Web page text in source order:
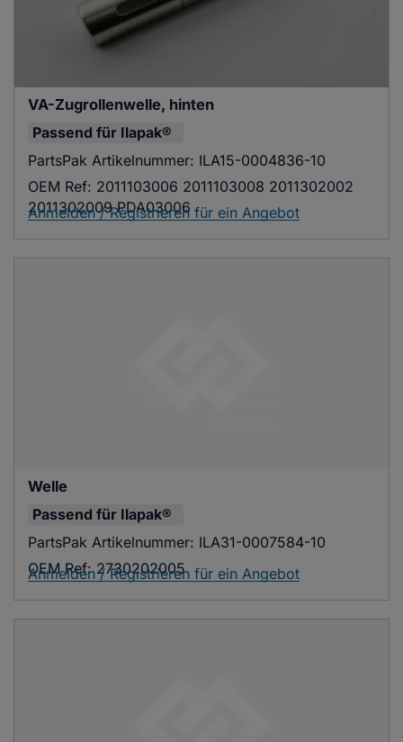
VA-Zugrollenwelle, hinten
Passend für Ilapak®
PartsPak Artikelnummer: ILA15-0004836-10
OEM Ref: 2011103006 2011103008 2011302002
2011302009 PDA03006
Anmelden / Registrieren für ein Angebot
Welle
Passend für Ilapak®
PartsPak Artikelnummer: ILA31-0007584-10
OEM Ref: 2730202005
Anmelden / Registrieren für ein Angebot